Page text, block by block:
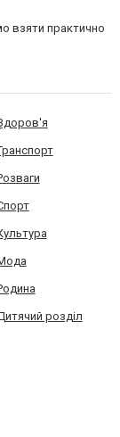
взяти практично
розділ